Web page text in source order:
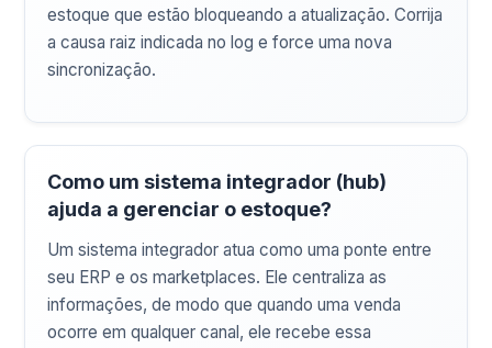
estoque que estão bloqueando a atualização. Corrija
a causa raiz indicada no log e force uma nova
sincronização.
Como um sistema integrador (hub)
ajuda a gerenciar o estoque?
Um sistema integrador atua como uma ponte entre
seu ERP e os marketplaces. Ele centraliza as
informações, de modo que quando uma venda
ocorre em qualquer canal, ele recebe essa